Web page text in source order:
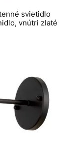
svietidlo
vnútri zlaté